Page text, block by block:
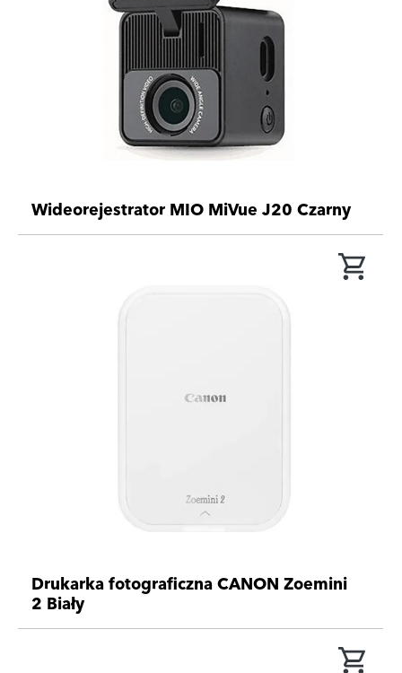
Wideorejestrator MIO MiVue J20 Czarny
Drukarka fotograficzna CANON Zoemini
2 Biały